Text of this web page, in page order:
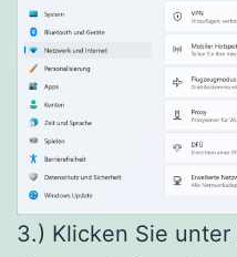
3.) Klicken Sie unter